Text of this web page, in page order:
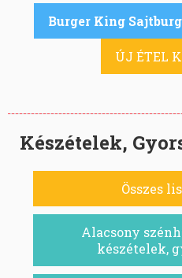
Burger King
ÚJ ÉTEL
Készételek,
Összes
Alacsony
készételek,